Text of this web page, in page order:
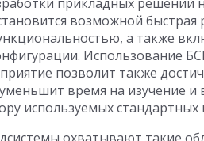
возможной быстрая
а также
Использование
позволит также
время на изучение
используемых стандартных